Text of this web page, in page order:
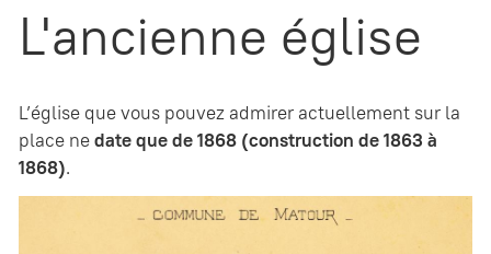
L'ancienne église
L’église que vous pouvez admirer actuellement sur la
place nedate que de 1868 (construction de 1863 à
1868).